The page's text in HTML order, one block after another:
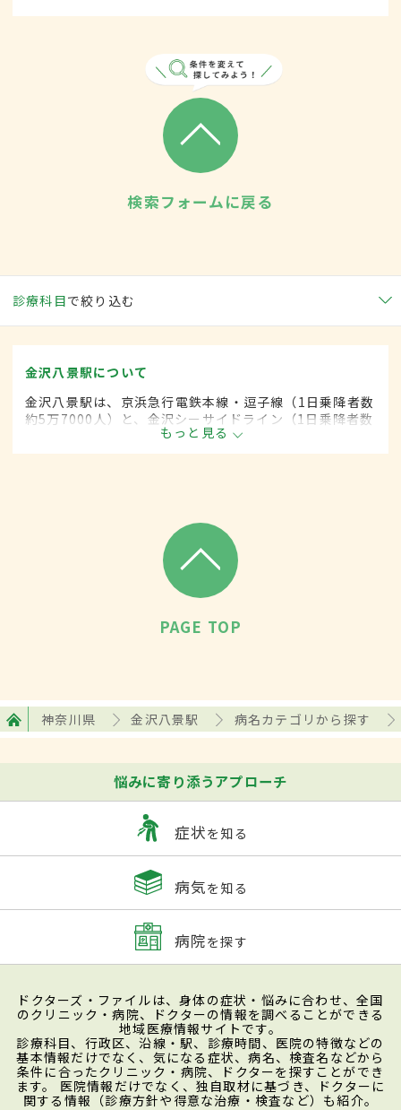
検索フォームに戻る
診療科目で絞り込む
金沢八景駅について
金沢八景駅は、京浜急行電鉄本線・逗子線（1日乗降者数
約5万7000人）と、金沢シーサイドライン（1日乗降者数
約1万5000人）の2つがある。駅周辺には神社や学校が多
く、商店街やスーパーマーケットも並んでいる。
もっと見る
PAGE TOP
神奈川県 金沢八景駅 病名カテゴリから探す
悩みに寄り添うアプローチ
症状を知る
病気を知る
病院を探す
ドクターズ・ファイルは、身体の症状・悩みに合わせ、全国
のクリニック・病院、ドクターの情報を調べることができる
地域医療情報サイトです。
診療科目、行政区、沿線・駅、診療時間、医院の特徴などの
基本情報だけでなく、気になる症状、病名、検査名などから
条件に合ったクリニック・病院、ドクターを探すことができ
ます。 医院情報だけでなく、独自取材に基づき、ドクターに
関する情報（診療方針や得意な治療・検査など）も紹介。